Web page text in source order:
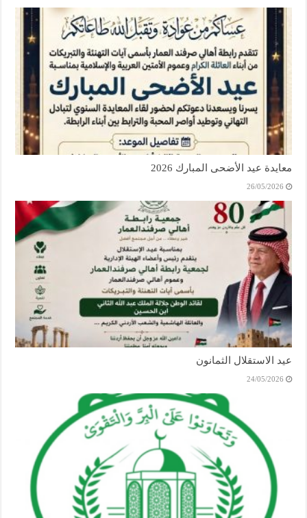
معايدة عيد الأضحى المبارك 2026
26/05/2026
عيد الاستقلال الثمانون
24/05/2026